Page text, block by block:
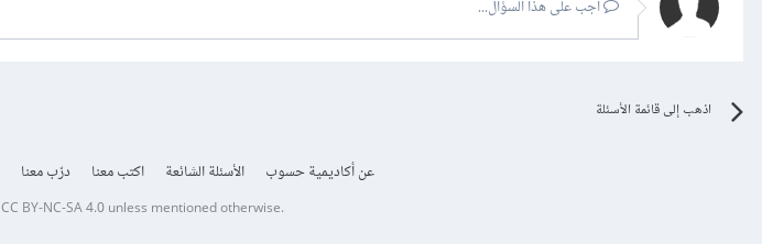
أجب على هذا السؤال...
اذهب إلى قائمة الأسئلة
عن أكاديمية حسوب الأسئلة الشائعة اكتب معنا درّب معنا
CC BY-NC-SA 4.0unless mentioned otherwise.